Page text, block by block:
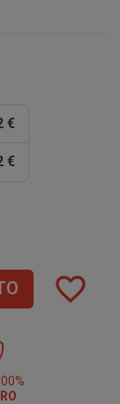
€
€
favorite_border